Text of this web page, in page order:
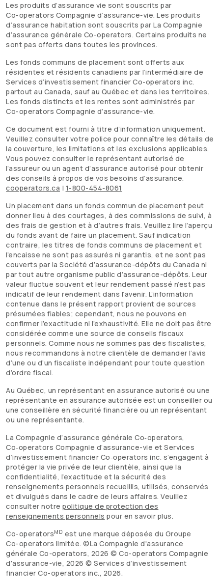
Les produits d’assurance vie sont souscrits par
Co-operators Compagnie d’assurance-vie. Les produits
d’assurance habitation sont souscrits par La Compagnie
d’assurance générale Co-operators. Certains produits ne
sont pas offerts dans toutes les provinces.
Les fonds communs de placement sont offerts aux
résidentes et résidents canadiens par l’intermédiaire de
Services d’investissement financier Co-operators inc.
partout au Canada, sauf au Québec et dans les territoires.
Les fonds distincts et les rentes sont administrés par
Co-operators Compagnie d’assurance-vie.
Ce document est fourni à titre d’information uniquement.
Veuillez consulter votre police pour connaître les détails de
la couverture, les limitations et les exclusions applicables.
Vous pouvez consulter le représentant autorisé de
l’assureur ou un agent d’assurance autorisé pour obtenir
des conseils à propos de vos besoins d’assurance.
cooperators.ca | 1-800-454-8061
Un placement dans un fonds commun de placement peut
donner lieu à des courtages, à des commissions de suivi, à
des frais de gestion et à d’autres frais. Veuillez lire l’aperçu
du fonds avant de faire un placement. Sauf indication
contraire, les titres de fonds communs de placement et
l’encaisse ne sont pas assurés ni garantis, et ne sont pas
couverts par la Société d’assurance-dépôts du Canada ni
par tout autre organisme public d’assurance-dépôts. Leur
valeur fluctue souvent et leur rendement passé n’est pas
indicatif de leur rendement dans l’avenir. L’information
contenue dans le présent rapport provient de sources
présumées fiables; cependant, nous ne pouvons en
confirmer l’exactitude ni l’exhaustivité. Elle ne doit pas être
considérée comme une source de conseils fiscaux
personnels. Comme nous ne sommes pas des fiscalistes,
nous recommandons à notre clientèle de demander l’avis
d’une ou d’un fiscaliste indépendant pour toute question
d’ordre fiscal.
Au Québec, un représentant en assurance autorisé ou une
représentante en assurance autorisée est un conseiller ou
une conseillère en sécurité financière ou un représentant
ou une représentante.
La Compagnie d’assurance générale Co‑operators,
Co‑operators Compagnie d’assurance-vie et Services
d’investissement financier Co‑operators inc. s’engagent à
protéger la vie privée de leur clientèle, ainsi que la
confidentialité, l’exactitude et la sécurité des
renseignements personnels recueillis, utilisés, conservés
et divulgués dans le cadre de leurs affaires. Veuillez
consulter notre politique de protection des
renseignements personnels pour en savoir plus.
Co-operatorsMD est une marque déposée du Groupe
Co-operators limitée. ©La Compagnie d'assurance
générale Co-operators, 2026 © Co-operators Compagnie
d'assurance-vie, 2026 © Services d’investissement
financier Co-operators inc., 2026.